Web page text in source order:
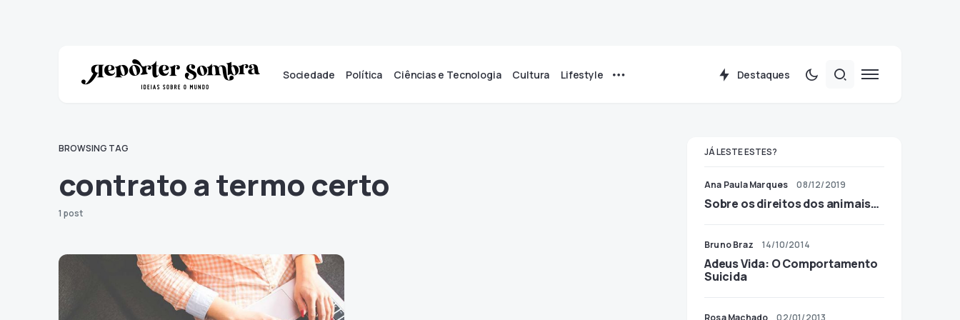
Sociedade Política Ciências e Tecnologia Cultura Lifestyle Destaques
BROWSING TAG
contrato a termo certo
1 post
JÁ LESTE ESTES?
Ana Paula Marques 08/12/2019
Sobre os direitos dos animais…
Bruno Braz 14/10/2014
Adeus Vida: O Comportamento
Suicida
Rosa Machado 02/01/2013